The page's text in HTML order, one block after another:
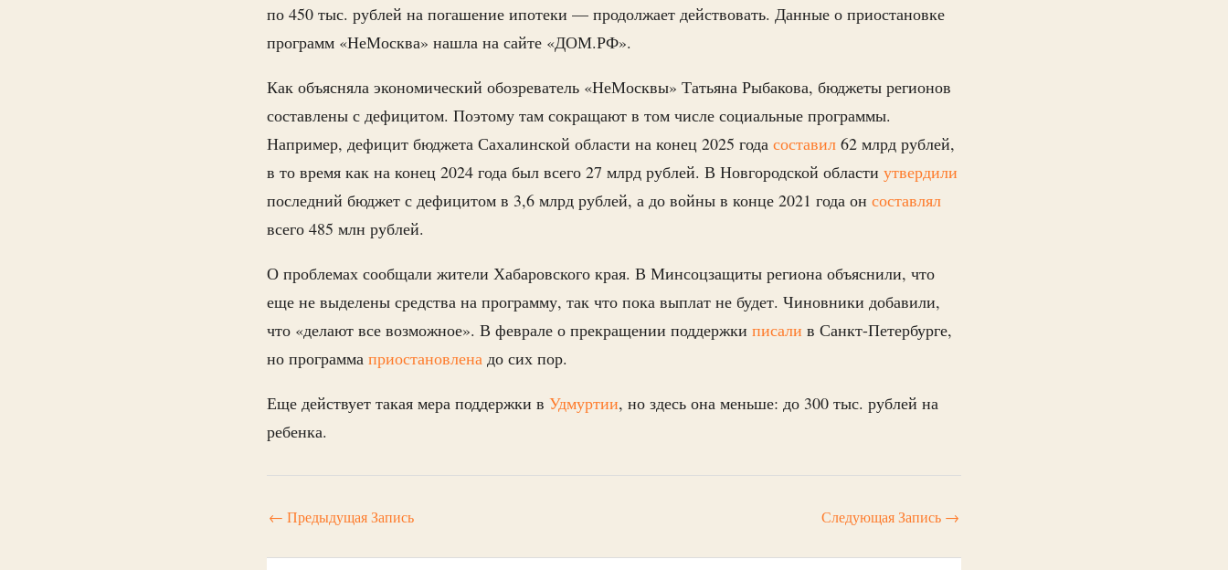
по 450 тыс. рублей на погашение ипотеки — продолжает действовать. Данные о приостановке
программ «НеМосква» нашла на сайте «ДОМ.РФ».
Как объясняла экономический обозреватель «НеМосквы» Татьяна Рыбакова, бюджеты регионов
составлены с дефицитом. Поэтому там сокращают в том числе социальные программы.
Например, дефицит бюджета Сахалинской области на конец 2025 года составил 62 млрд рублей,
в то время как на конец 2024 года был всего 27 млрд рублей. В Новгородской области утвердили
последний бюджет с дефицитом в 3,6 млрд рублей, а до войны в конце 2021 года он составлял
всего 485 млн рублей.
О проблемах сообщали жители Хабаровского края. В Минсоцзащиты региона объяснили, что
еще не выделены средства на программу, так что пока выплат не будет. Чиновники добавили,
что «делают все возможное». В феврале о прекращении поддержки писали в Санкт-Петербурге,
но программа приостановлена до сих пор.
Еще действует такая мера поддержки в Удмуртии, но здесь она меньше: до 300 тыс. рублей на
ребенка.
← Предыдущая Запись Следующая Запись →